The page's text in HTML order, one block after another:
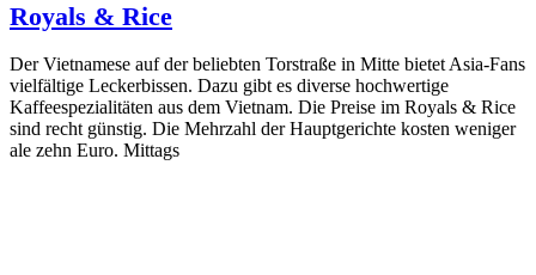
Royals & Rice
Der Vietnamese auf der beliebten Torstraße in Mitte bietet Asia-Fans
vielfältige Leckerbissen. Dazu gibt es diverse hochwertige
Kaffeespezialitäten aus dem Vietnam. Die Preise im Royals & Rice
sind recht günstig. Die Mehrzahl der Hauptgerichte kosten weniger
ale zehn Euro. Mittags